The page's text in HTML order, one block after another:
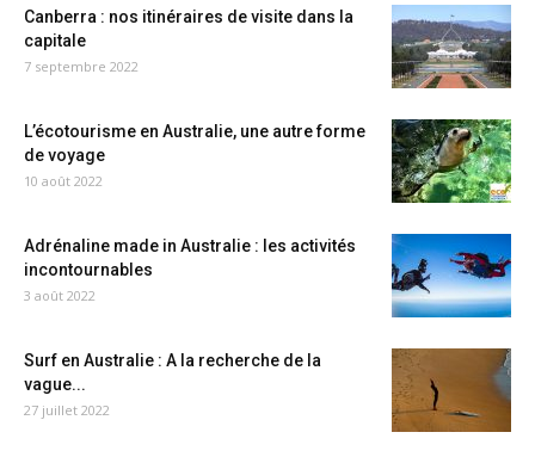
Canberra : nos itinéraires de visite dans la
capitale
7 septembre 2022
L’écotourisme en Australie, une autre forme
de voyage
10 août 2022
Adrénaline made in Australie : les activités
incontournables
3 août 2022
Surf en Australie : A la recherche de la
vague...
27 juillet 2022